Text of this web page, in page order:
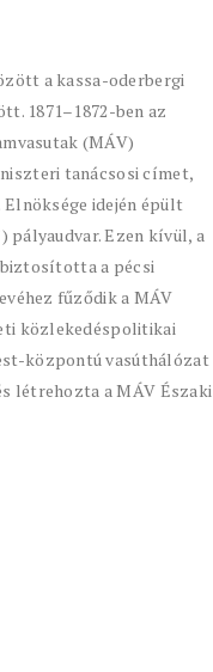
a kassa-oderbergi
1871–1872-ben az
(MÁV)
tanácsosi címet,
Elnöksége idején épült
pályaudvar. Ezen kívül, a
a pécsi
fűződik a MÁV
közlekedéspolitikai
központú vasúthálózat
létrehozta a MÁV Északi